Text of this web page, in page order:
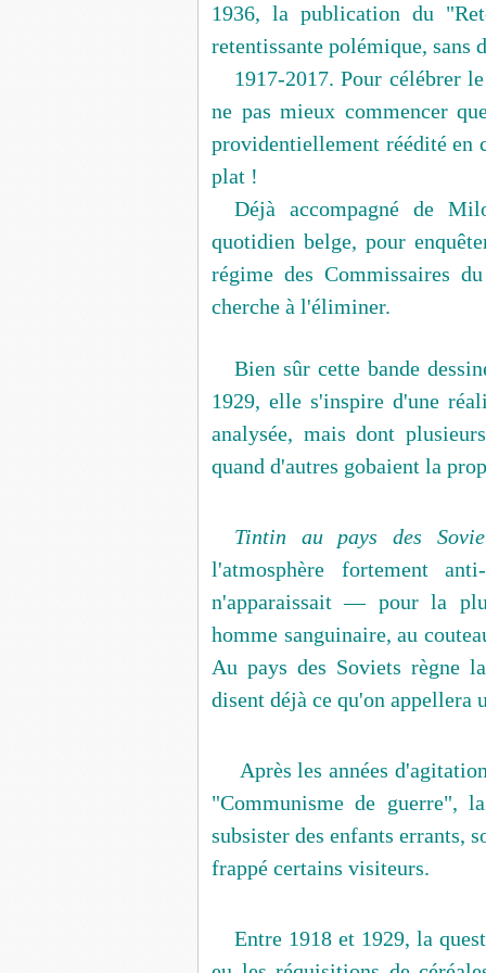
1936, la publication du
retentissante polémique, sans
1917-2017. Pour célébrer
ne pas mieux commencer
providentiellement réédité en
plat !
Déjà accompagné de
quotidien belge, pour
régime des Commissaires
cherche à l'éliminer.
Bien sûr cette bande
1929, elle s'inspire d'une
analysée, mais dont
quand d'autres gobaient la
Tintin au pays des
l'atmosphère fortement
n'apparaissait — pour la
homme sanguinaire, au
Au pays des Soviets règne
disent déjà ce qu'on appellera
Après les années
"Communisme de guerre",
subsister des enfants errants,
frappé certains visiteurs.
Entre 1918 et 1929, la